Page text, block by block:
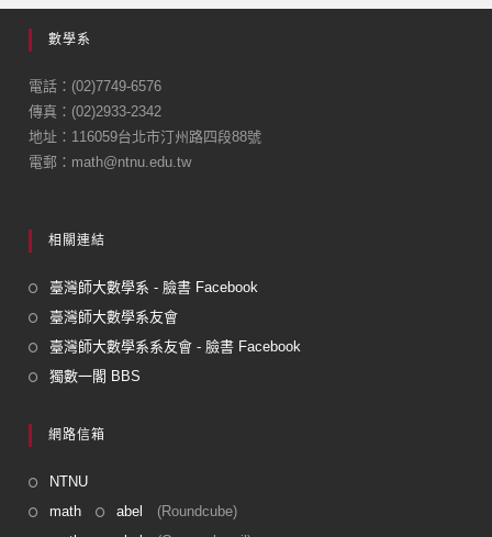
e
b
o
o
k
數學系
電話：(02)7749-6576
傳真：(02)2933-2342
地址：116059台北市汀州路四段88號
電郵：math@ntnu.edu.tw
相關連結
臺灣師大數學系 - 臉書 Facebook
臺灣師大數學系友會
臺灣師大數學系系友會 - 臉書 Facebook
獨數一閣 BBS
網路信箱
NTNU
math
abel
(Roundcube)